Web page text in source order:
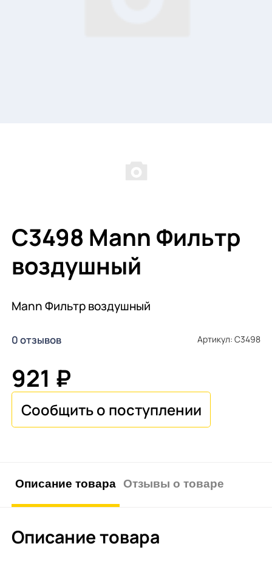
C3498 Mann Фильтр
воздушный
Mann Фильтр воздушный
0 отзывов Артикул: C3498
921 ₽
Описание товара Отзывы о товаре
Описание товара